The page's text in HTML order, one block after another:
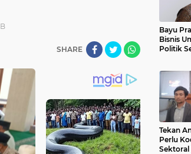
SHARE
Bayu
Bisnis
Politik
Tekan
Perlu
Sektoral